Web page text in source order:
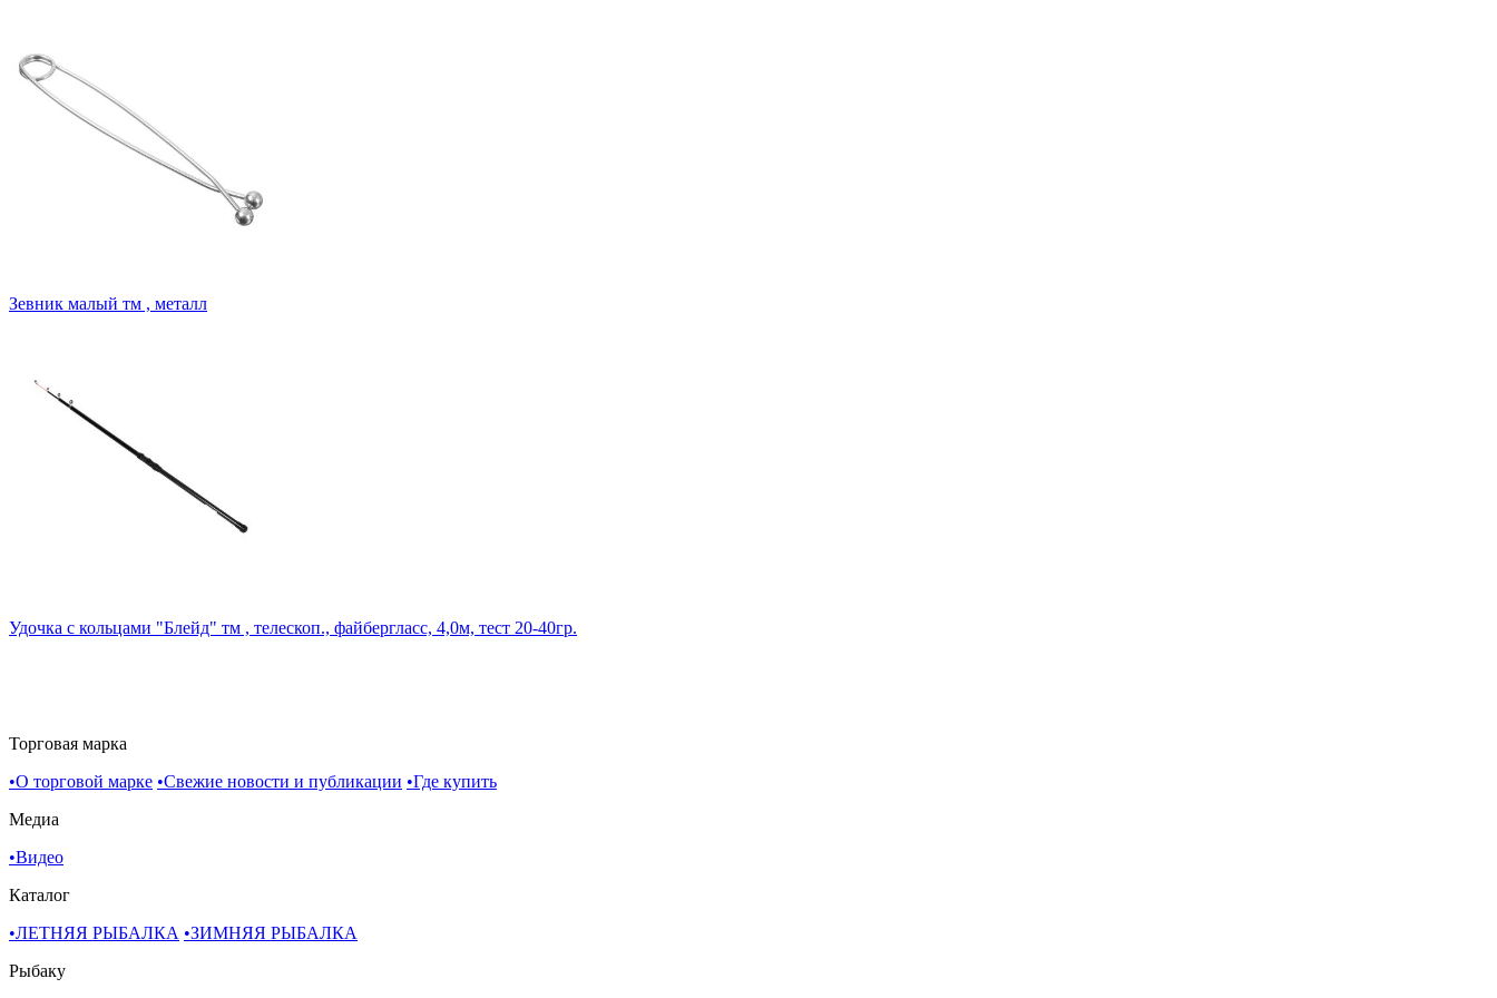
Зевник малый тм , металл
Удочка с кольцами "Блейд" тм , телескоп., файбергласс, 4,0м, тест 20-40гр.
Торговая марка
•О торговой марке •Свежие новости и публикации •Где купить
Медиа
•Видео
Каталог
•ЛЕТНЯЯ РЫБАЛКА •ЗИМНЯЯ РЫБАЛКА
Рыбаку